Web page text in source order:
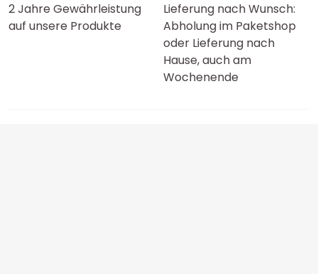
2 Jahre Gewährleistung
auf unsere Produkte
Lieferung nach Wunsch:
Abholung im Paketshop
oder Lieferung nach
Hause, auch am
Wochenende